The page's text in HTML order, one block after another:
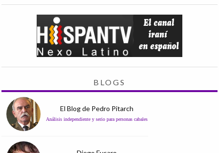
BLOGS
El Blog de Pedro Pitarch
Análisis independiente y serio para personas cabales